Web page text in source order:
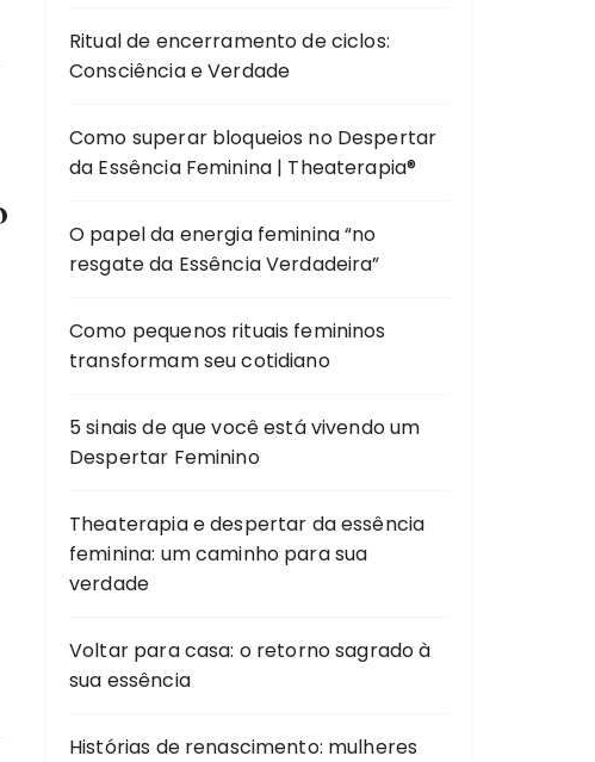
Ritual de encerramento de ciclos:
Consciência e Verdade
Como superar bloqueios no Despertar
da Essência Feminina | Theaterapia®
O papel da energia feminina “no
resgate da Essência Verdadeira”
Como pequenos rituais femininos
transformam seu cotidiano
5 sinais de que você está vivendo um
Despertar Feminino
Theaterapia e despertar da essência
feminina: um caminho para sua
verdade
Voltar para casa: o retorno sagrado à
sua essência
Histórias de renascimento: mulheres